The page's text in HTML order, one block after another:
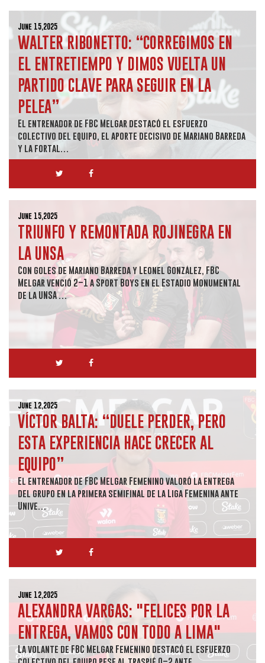
June 15,2025
WALTER RIBONETTO: “CORREGIMOS EN
EL ENTRETIEMPO Y DIMOS VUELTA UN
PARTIDO CLAVE PARA SEGUIR EN LA
PELEA”
El entrenador de FBC Melgar destacó el esfuerzo
colectivo del equipo, el aporte decisivo de Mariano Barreda
y la fortal…
June 15,2025
TRIUNFO Y REMONTADA ROJINEGRA EN
LA UNSA
Con goles de Mariano Barreda y Leonel González, FBC
Melgar venció 2–1 a Sport Boys en el Estadio Monumental
de la UNSA …
June 12,2025
VÍCTOR BALTA: “DUELE PERDER, PERO
ESTA EXPERIENCIA HACE CRECER AL
EQUIPO”
El entrenador de FBC Melgar Femenino valoró la entrega
del grupo en la primera semifinal de la Liga Femenina ante
Unive…
June 12,2025
ALEXANDRA VARGAS: "FELICES POR LA
ENTREGA, VAMOS CON TODO A LIMA"
La volante de FBC Melgar Femenino destacó el esfuerzo